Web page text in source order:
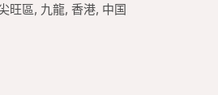
旺區, 九龍, 香港, 中国